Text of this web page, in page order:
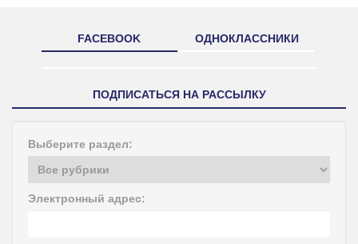
FACEBOOK ОДНОКЛАССНИКИ
ПОДПИСАТЬСЯ НА РАССЫЛКУ
Выберите раздел:
Электронный адрес: